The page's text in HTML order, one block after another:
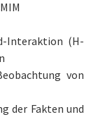
Interaktion (H-
von
der Fakten und